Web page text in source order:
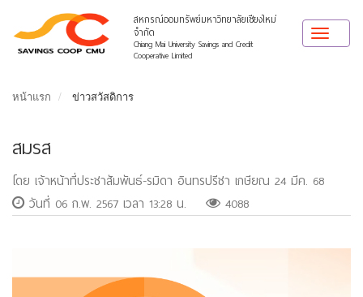
สหกรณ์ออมทรัพย์มหาวิทยาลัยเชียงใหม่
จำกัด
Chiang Mai University Savings and Credit
Cooperative Limited
Toggle
หน้าแรก ข่าวสวัสดิการ
สมรส
โดย เจ้าหน้าที่ประชาสัมพันธ์-รมิดา อินทรปรีชา เกษียณ 24 มีค. 68
วันที่ 06 ก.พ. 2567 เวลา 13:28 น.
4088